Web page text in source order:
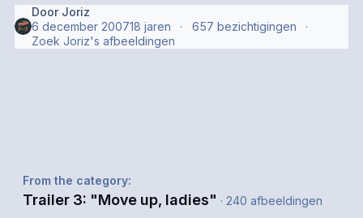
Door Joriz
6 december 200718 jaren
657 bezichtigingen
Zoek Joriz's afbeeldingen
From the category:
Trailer 3: "Move up, ladies" · 240 afbeeldingen